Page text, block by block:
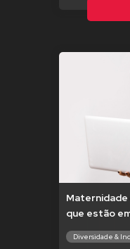
que estão
Diversidade &